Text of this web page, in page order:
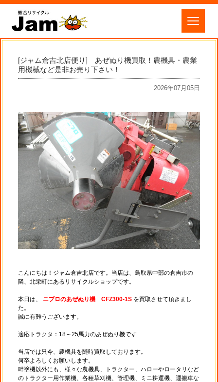
[ジャム倉吉北店便り] あぜぬり機買取！農機具・農業
用機械など是非お売り下さい！
2026年07月05日
こんにちは！ジャム倉吉北店です。当店は、鳥取県中部の倉吉市の
隣、北栄町にあるリサイクルショップです。
本日は、 ニプロのあぜぬり機 CFZ300-1S を買取させて頂きまし
た。
誠に有難うございます。
適応トラクタ：18～25馬力のあぜぬり機です
当店では只今、農機具を随時買取しております。
何卒よろしくお願いします。
畔塗機以外にも、様々な農機具、トラクター、ハローやロータリなど
のトラクター用作業機、各種草刈機、管理機、ミニ耕運機、運搬車な